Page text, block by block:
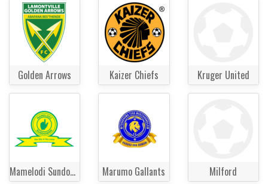
Golden Arrows Kaizer Chiefs Kruger United
Mamelodi Sundowns Marumo Gallants Milford